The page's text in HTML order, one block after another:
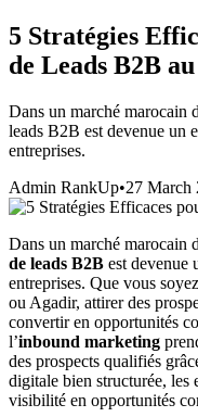
5 Stratégies
de Leads B2B
Dans un marché marocain
leads B2B est devenue un
entreprises.
Admin RankUp•27 March
Dans un marché marocain
de leads B2B est devenue
entreprises. Que vous
ou Agadir, attirer des
convertir en opportunités
l’inbound marketing
des prospects qualifiés
digitale bien structurée, les
visibilité en opportunités